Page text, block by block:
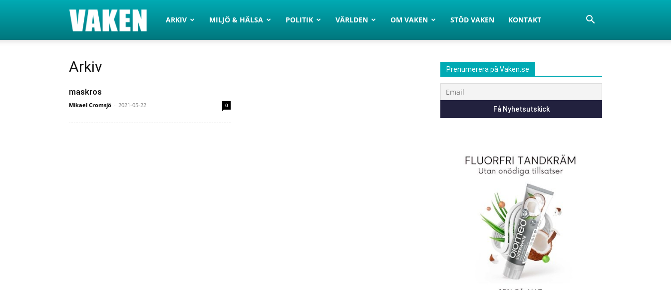
VAKEN.se
ARKIV MILJÖ & HÄLSA POLITIK VÄRLDEN OM VAKEN STÖD VAKEN KONTAKT
Arkiv
maskros
Mikael Cromsjö - 2021-05-22 0
Prenumerera på Vaken.se